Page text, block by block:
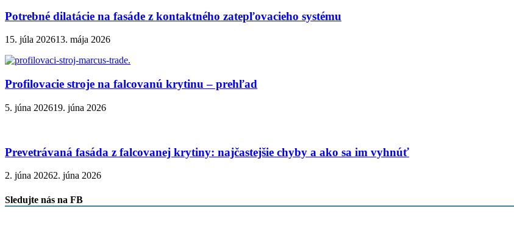
Potrebné dilatácie na fasáde z kontaktného zatepľovacieho systému
15. júla 202613. mája 2026
Profilovacie stroje na falcovanú krytinu – prehľad
5. júna 202619. júna 2026
Prevetrávaná fasáda z falcovanej krytiny: najčastejšie chyby a ako sa im vyhnúť
2. júna 20262. júna 2026
Sledujte nás na FB